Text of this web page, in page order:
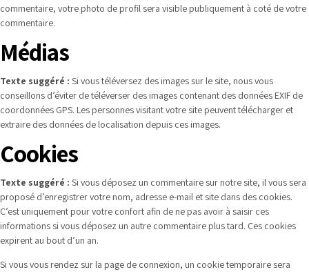
commentaire, votre photo de profil sera visible publiquement à coté de votre
commentaire.
Médias
Texte suggéré : Si vous téléversez des images sur le site, nous vous
conseillons d’éviter de téléverser des images contenant des données EXIF de
coordonnées GPS. Les personnes visitant votre site peuvent télécharger et
extraire des données de localisation depuis ces images.
Cookies
Texte suggéré : Si vous déposez un commentaire sur notre site, il vous sera
proposé d’enregistrer votre nom, adresse e-mail et site dans des cookies.
C’est uniquement pour votre confort afin de ne pas avoir à saisir ces
informations si vous déposez un autre commentaire plus tard. Ces cookies
expirent au bout d’un an.
Si vous vous rendez sur la page de connexion, un cookie temporaire sera